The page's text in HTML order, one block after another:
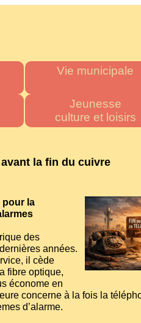
Vie municipale
Horaires des mairies
Charte commune
Comptes rendus et
Admin
Jeunesse
culture et loisirs
Stade multisports
Cantine Scolaire
Centre d'accueil
de loisirs
"La P'tite Pomme"
Médiathèque
Les associations
Affiches 2023-2024
Affiches 2024-2025
la fin du cuivre
pour la
des
années.
il cède
fibre optique,
économe en
concerne à la fois la
d’alarme.